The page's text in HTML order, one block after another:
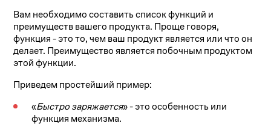
Вам необходимо составить список функций и
преимуществ вашего продукта. Проще говоря,
функция - это то, чем ваш продукт является или что он
делает. Преимущество является побочным продуктом
этой функции.
Приведем простейший пример:
«Быстро заряжается» - это особенность или
функция механизма.